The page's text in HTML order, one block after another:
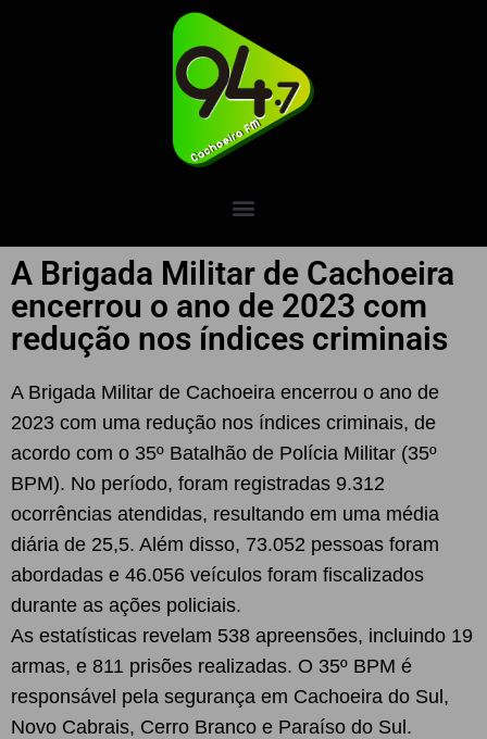
A Brigada Militar de Cachoeira
encerrou o ano de 2023 com
redução nos índices criminais
A Brigada Militar de Cachoeira encerrou o ano de
2023 com uma redução nos índices criminais, de
acordo com o 35º Batalhão de Polícia Militar (35º
BPM). No período, foram registradas 9.312
ocorrências atendidas, resultando em uma média
diária de 25,5. Além disso, 73.052 pessoas foram
abordadas e 46.056 veículos foram fiscalizados
durante as ações policiais.
As estatísticas revelam 538 apreensões, incluindo 19
armas, e 811 prisões realizadas. O 35º BPM é
responsável pela segurança em Cachoeira do Sul,
Novo Cabrais, Cerro Branco e Paraíso do Sul.